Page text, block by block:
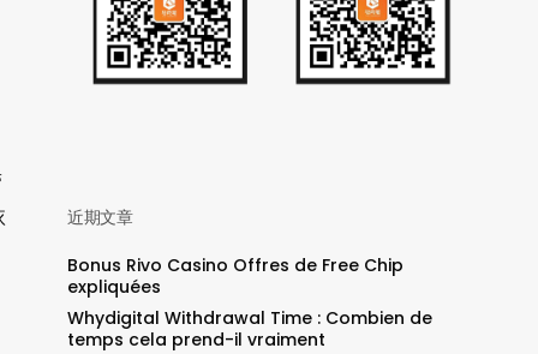
近期文章
Bonus Rivo Casino Offres de Free Chip
expliquées
Whydigital Withdrawal Time : Combien de
temps cela prend-il vraiment